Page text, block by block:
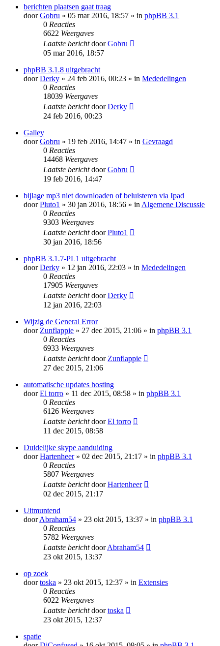
berichten plaatsen gaat traag
doorGobru » 05 mar 2016, 18:57 » in phpBB 3.1
0 Reacties
6622 Weergaves
Laatste berichtdoorGobru
05 mar 2016, 18:57
phpBB 3.1.8 uitgebracht
doorDerky » 24 feb 2016, 00:23 » in Mededelingen
0 Reacties
18039 Weergaves
Laatste berichtdoorDerky
24 feb 2016, 00:23
Galley
doorGobru » 19 feb 2016, 14:47 » in Gevraagd
0 Reacties
14468 Weergaves
Laatste berichtdoorGobru
19 feb 2016, 14:47
bijlage mp3 niet downloaden of beluisteren via Ipad
doorPluto1 » 30 jan 2016, 18:56 » inAlgemene Discussie
0 Reacties
9303 Weergaves
Laatste berichtdoorPluto1
30 jan 2016, 18:56
phpBB 3.1.7-PL1 uitgebracht
doorDerky » 12 jan 2016, 22:03 » in Mededelingen
0 Reacties
17905 Weergaves
Laatste berichtdoorDerky
12 jan 2016, 22:03
Wijzig de General Error
doorZunflappie » 27 dec 2015, 21:06 » in phpBB 3.1
0 Reacties
6933 Weergaves
Laatste berichtdoorZunflappie
27 dec 2015, 21:06
automatische updates hosting
doorEl torro » 11 dec 2015, 08:58 » in phpBB 3.1
0 Reacties
6126 Weergaves
Laatste berichtdoorEl torro
11 dec 2015, 08:58
Duidelijke skype aanduiding
doorHartenheer» 02 dec 2015, 21:17 » in phpBB 3.1
0 Reacties
5807 Weergaves
Laatste berichtdoorHartenheer
02 dec 2015, 21:17
Uitmuntend
doorAbraham54 » 23 okt 2015, 13:37 » in phpBB 3.1
0 Reacties
5782 Weergaves
Laatste berichtdoorAbraham54
23 okt 2015, 13:37
op zoek
doortoska » 23 okt 2015, 12:37 » in Extensies
0 Reacties
6022 Weergaves
Laatste berichtdoortoska
23 okt 2015, 12:37
spatie